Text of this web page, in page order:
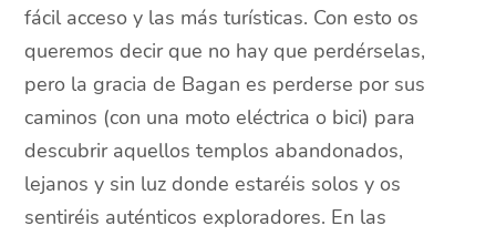
fácil acceso y las más turísticas. Con esto os
queremos decir que no hay que perdérselas,
pero la gracia de Bagan es perderse por sus
caminos (con una moto eléctrica o bici) para
descubrir aquellos templos abandonados,
lejanos y sin luz donde estaréis solos y os
sentiréis auténticos exploradores. En las